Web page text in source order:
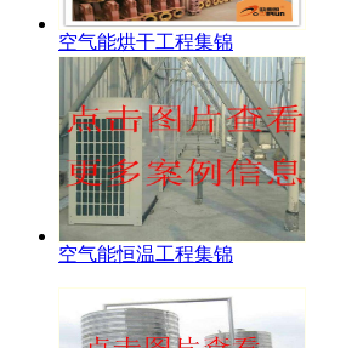
空气能烘干工程集锦
空气能恒温工程集锦